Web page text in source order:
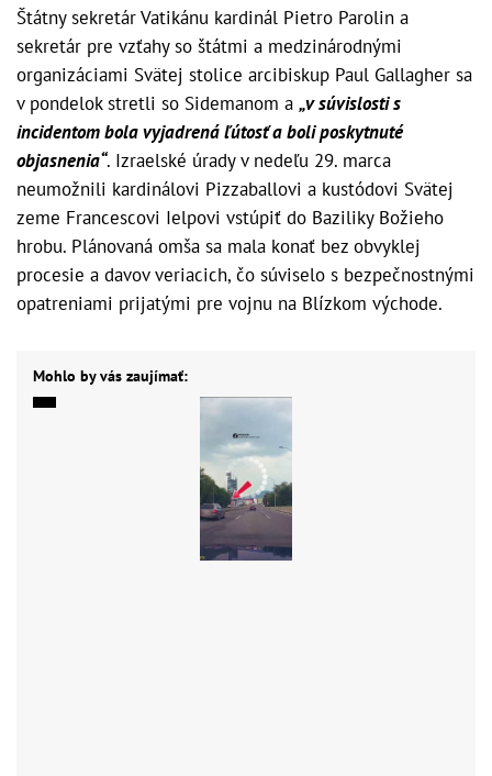
Štátny sekretár Vatikánu kardinál Pietro Parolin a
sekretár pre vzťahy so štátmi a medzinárodnými
organizáciami Svätej stolice arcibiskup Paul Gallagher sa
v pondelok stretli so Sidemanom a „v súvislosti s
incidentom bola vyjadrená ľútosť a boli poskytnuté
objasnenia“. Izraelské úrady v nedeľu 29. marca
neumožnili kardinálovi Pizzaballovi a kustódovi Svätej
zeme Francescovi Ielpovi vstúpiť do Baziliky Božieho
hrobu. Plánovaná omša sa mala konať bez obvyklej
procesie a davov veriacich, čo súviselo s bezpečnostnými
opatreniami prijatými pre vojnu na Blízkom východe.
Mohlo by vás zaujímať: